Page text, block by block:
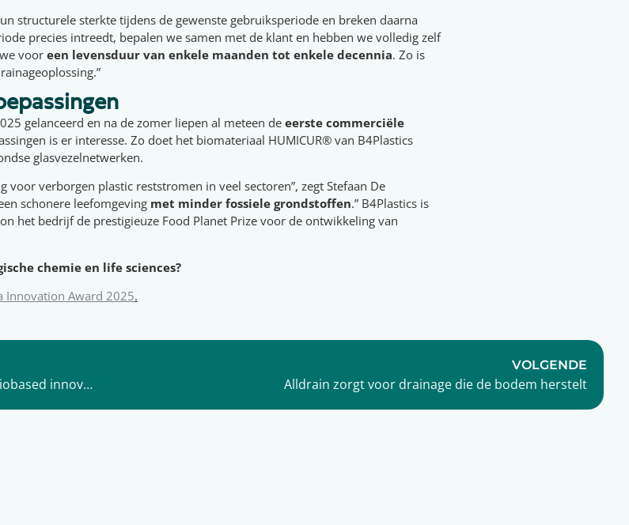
structurele sterkte tijdens de gewenste gebruiksperiode en breken daarna
precies intreedt, bepalen we samen met de klant en hebben we volledig zelf
voor een levensduur van enkele maanden tot enkele decennia. Zo is
gelanceerd en na de zomer liepen al meteen de eerste commerciële
is er interesse. Zo doet het biomateriaal HUMICUR® van B4Plastics
glasvezelnetwerken.
voor verborgen plastic reststromen in veel sectoren”, zegt Stefaan De
schonere leefomgeving met minder fossiele grondstoffen.” B4Plastics is
het bedrijf de prestigieuze Food Planet Prize voor de ontwikkeling van
chemie en life sciences?
Innovation Award 2025.
Alldrain en Stichting Agrodome: een nieuwe samenwerking voor biobased innovatie
VOLGENDE
Alldrain zorgt voor drainage die de bodem herstelt